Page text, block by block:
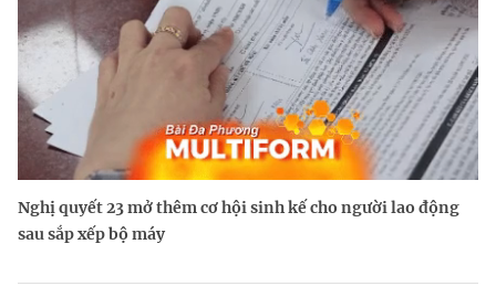
Nghị quyết 23 mở thêm cơ hội sinh kế cho người lao động
sau sắp xếp bộ máy